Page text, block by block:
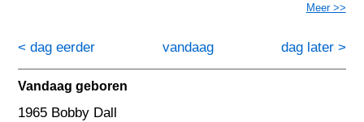
Meer >>
< dag eerder dag later >
vandaag
Vandaag geboren
1965 Bobby Dall